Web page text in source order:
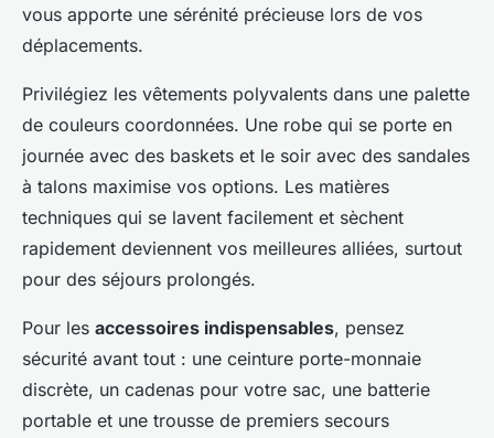
vous apporte une sérénité précieuse lors de vos
déplacements.
Privilégiez les vêtements polyvalents dans une palette
de couleurs coordonnées. Une robe qui se porte en
journée avec des baskets et le soir avec des sandales
à talons maximise vos options. Les matières
techniques qui se lavent facilement et sèchent
rapidement deviennent vos meilleures alliées, surtout
pour des séjours prolongés.
Pour les accessoires indispensables, pensez
sécurité avant tout : une ceinture porte-monnaie
discrète, un cadenas pour votre sac, une batterie
portable et une trousse de premiers secours